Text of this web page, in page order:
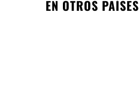
EN OTROS PAÍSES